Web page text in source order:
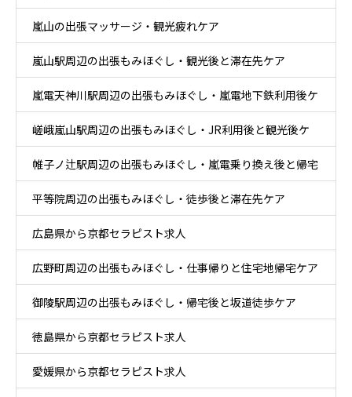
嵐山の出張マッサージ・観光疲れケア
嵐山駅周辺の出張もみほぐし・観光後と滞在先ケア
嵐電天神川駅周辺の出張もみほぐし・嵐電地下鉄利用後ケ
ア
嵯峨嵐山駅周辺の出張もみほぐし・JR利用後と観光後ケ
ア
帷子ノ辻駅周辺の出張もみほぐし・嵐電乗り換え後と帰宅
後ケア
平等院周辺の出張もみほぐし・徒歩後と滞在先ケア
広島県から京都セラピスト求人
広野町周辺の出張もみほぐし・仕事帰りと住宅地帰宅ケア
御陵駅周辺の出張もみほぐし・帰宅後と坂道徒歩ケア
徳島県から京都セラピスト求人
愛媛県から京都セラピスト求人